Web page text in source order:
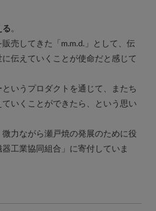
る。
売してきた「m.m.d.」として、伝
伝えていくことが使命だと感じて
いうプロダクトを通じて、またち
いくことができたら、という思い
力ながら瀬戸焼の発展のために役
工業協同組合」に寄付していま